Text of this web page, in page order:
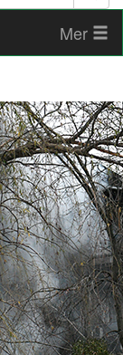
Mer